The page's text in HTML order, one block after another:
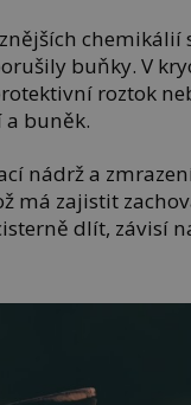
chemikálií
buňky. V
roztok
buněk.
nádrž a
má zajistit
dlít, závisí